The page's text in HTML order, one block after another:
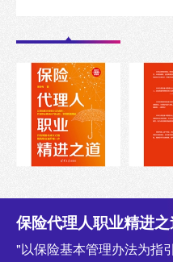
保险代理人职业精进
"以保险基本管理办法为指